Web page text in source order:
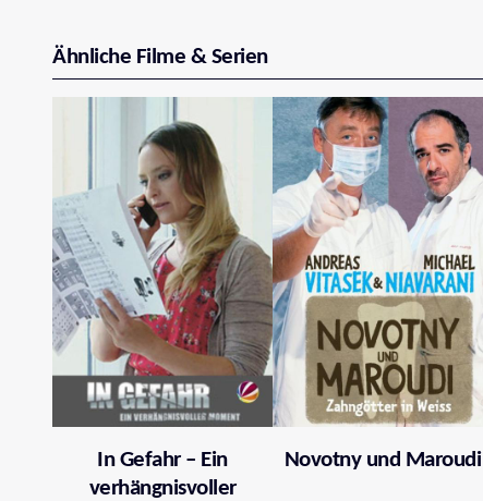
Ähnliche Filme & Serien
In Gefahr – Ein
verhängnisvoller
Novotny und Maroudi